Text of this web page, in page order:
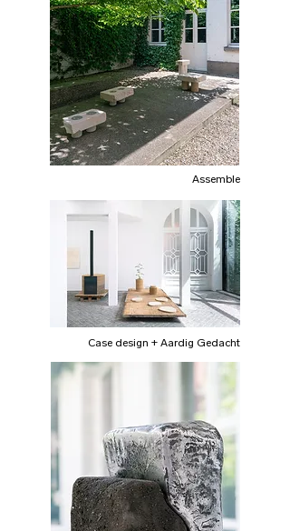
Assemble
Case design + Aardig Gedacht